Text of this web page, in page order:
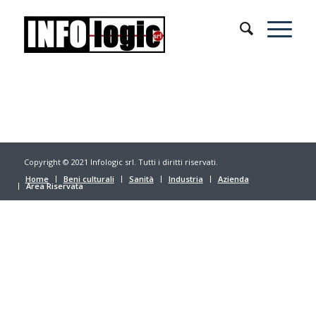
Copyright © 2021 Infologic srl. Tutti i diritti riservati.
Home
Beni culturali Sanità Industria Azienda
Area Riservata